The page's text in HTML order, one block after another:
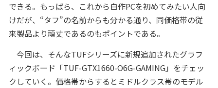
できる。もっぱら、これから自作PCを初めてみたい人向
けだが、“タフ”の名前からも分かる通り、同価格帯の従
来製品より頑丈であるのもポイントである。
今回は、そんなTUFシリーズに新規追加されたグラフ
ィックボード「TUF-GTX1660-O6G-GAMING」をチェッ
クしていく。価格帯からするとミドルクラス帯のモデル